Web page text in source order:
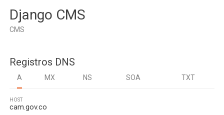
Django CMS
CMS
Registros DNS
A MX NS SOA TXT
HOST
cam.gov.co